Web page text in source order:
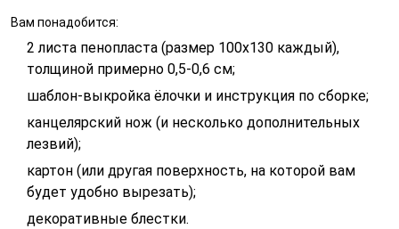
Вам понадобится:
2 листа пенопласта (размер 100х130 каждый),
толщиной примерно 0,5-0,6 см;
шаблон-выкройка ёлочки и инструкция по сборке;
канцелярский нож (и несколько дополнительных
лезвий);
картон (или другая поверхность, на которой вам
будет удобно вырезать);
декоративные блестки.